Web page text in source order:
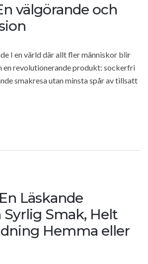
välgörande och
I en värld där allt fler människor blir
en revolutionerande produkt: sockerfri
smakresa utan minsta spår av tillsatt
Läskande
Smak, Helt
Hemma eller